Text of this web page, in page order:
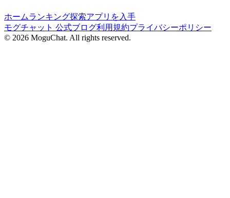
ホームランキング探索アプリを入手
モグチャット 公式ブログ利用規約プライバシーポリシー
© 2026 MoguChat. All rights reserved.